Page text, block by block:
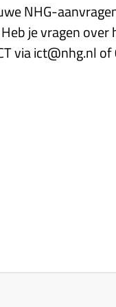
NHG-
je vragen
via ict@nhg.nl